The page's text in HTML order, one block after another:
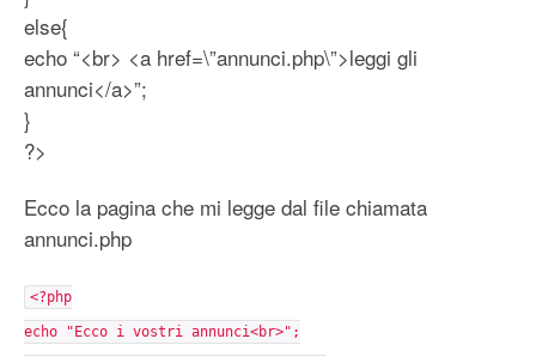
else{
echo “<br> <a href=\”annunci.php\”>leggi gli
annunci</a>”;
}
?>
Ecco la pagina che mi legge dal file chiamata
annunci.php
<?php
echo "Ecco i vostri annunci<br>";